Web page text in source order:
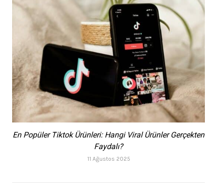
En Popüler Tiktok Ürünleri: Hangi Viral Ürünler Gerçekten
Faydalı?
11 Ağustos 2025